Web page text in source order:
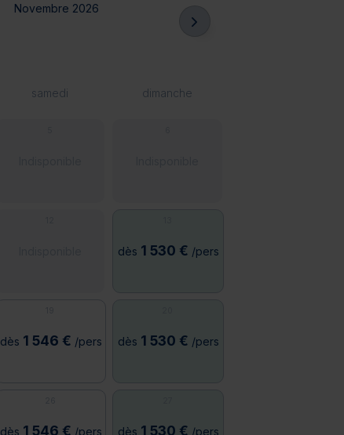
samedi dimanche
dès 1 530 € /pers
dès 1 546 € /pers dès 1 530 € /pers
dès 1 546 € /pers dès 1 530 € /pers
Novembre 2026